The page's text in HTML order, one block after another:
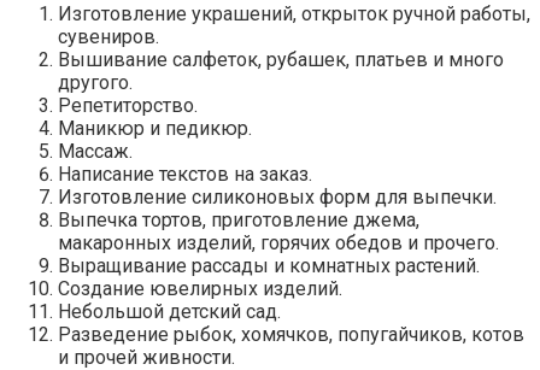
Изготовление украшений, открыток ручной работы,
сувениров.
Вышивание салфеток, рубашек, платьев и много
другого.
Репетиторство.
Маникюр и педикюр.
Массаж.
Написание текстов на заказ.
Изготовление силиконовых форм для выпечки.
Выпечка тортов, приготовление джема,
макаронных изделий, горячих обедов и прочего.
Выращивание рассады и комнатных растений.
Создание ювелирных изделий.
Небольшой детский сад.
Разведение рыбок, хомячков, попугайчиков, котов
и прочей живности.